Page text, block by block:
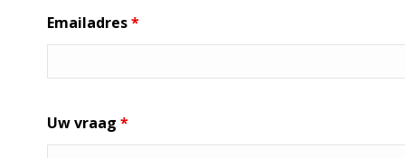
Emailadres*
Uw vraag *